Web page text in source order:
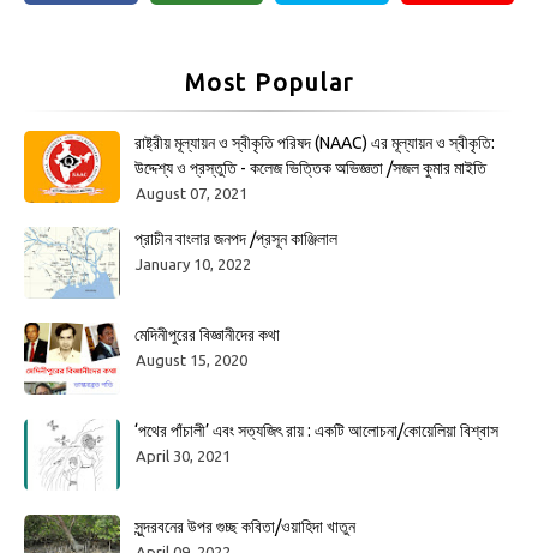
Most Popular
রাষ্ট্রীয় মূল্যায়ন ও স্বীকৃতি পরিষদ (NAAC) এর মূল্যায়ন ও স্বীকৃতি:
উদ্দেশ্য ও প্রস্তুতি - কলেজ ভিত্তিক অভিজ্ঞতা /সজল কুমার মাইতি
August 07, 2021
প্রাচীন বাংলার জনপদ /প্রসূন কাঞ্জিলাল
January 10, 2022
মেদিনীপুরের বিজ্ঞানীদের কথা
August 15, 2020
‘পথের পাঁচালী’ এবং সত্যজিৎ রায় : একটি আলোচনা/কোয়েলিয়া বিশ্বাস
April 30, 2021
সুন্দরবনের উপর গুচ্ছ কবিতা/ওয়াহিদা খাতুন